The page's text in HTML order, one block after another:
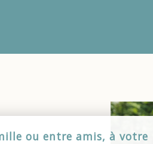
ou entre amis, à votre